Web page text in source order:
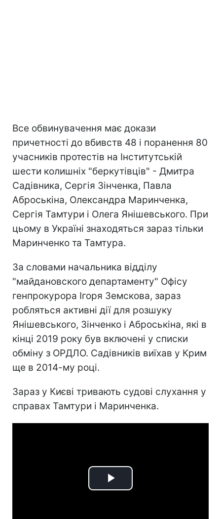
Все обвинувачення має докази
причетності до вбивств 48 і поранення 80
учасників протестів на Інститутській
шести колишніх "беркутівців" - Дмитра
Садівника, Сергія Зінченка, Павла
Аброськіна, Олександра Маринченка,
Сергія Тамтури і Олега Янішевського. При
цьому в Україні знаходяться зараз тільки
Маринченко та Тамтура.
За словами начальника відділу
"майдановского департаменту" Офісу
генпрокурора Ігоря Земскова, зараз
робляться активні дії для розшуку
Янішевського, Зінченко і Аброськіна, які в
кінці 2019 року був включені у списки
обміну з ОРДЛО. Садівників виїхав у Крим
ще в 2014-му році.
Зараз у Києві тривають судові слухання у
справах Тамтури і Маринченка.
Play